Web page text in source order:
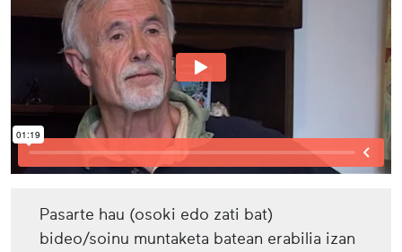
Pasarte hau (osoki edo zati bat)
bideo/soinu muntaketa batean erabilia izan